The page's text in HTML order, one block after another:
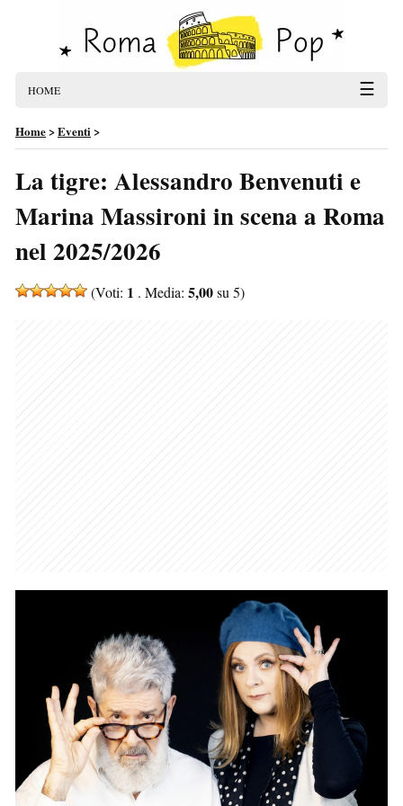
HOME ☰
Home>Eventi>
La tigre: Alessandro Benvenuti e
Marina Massironi in scena a Roma
nel 2025/2026
(Voti: 1 . Media: 5,00su 5)